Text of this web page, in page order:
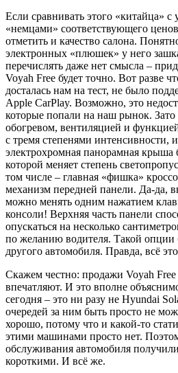
Если сравнивать этого «китайца»
«немцами» соответствующего
отметить и качество салона.
электронных «плюшек» у него
перечислять даже нет смысла –
Voyah Free будет точно. Вот разве
досталась нам на тест, не было
Apple CarPlay. Возможно, это
которые попали на наш рынок.
обогревом, вентиляцией и
с тремя степенями интенсивности,
электрохромная панорамная крыша
которой меняет степень
том числе – главная «фишка»
механизм передней панели. Да-да,
можно менять одним нажатием
консоли! Верхняя часть панели
опускаться на несколько
по желанию водителя. Такой опции
другого автомобиля. Правда, всё
Скажем честно: продажи Voyah
впечатляют. И это вполне
сегодня – это ни разу не Hyundai
очередей за ним быть просто не
хорошо, потому что и какой-то
этими машинами просто нет.
обслуживания автомобиля
короткими. И всё же.